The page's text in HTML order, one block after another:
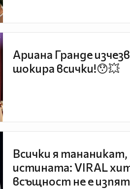
Ариана Гранде
шокира всички!😯💥
Всички я
истината: VIRAL
всъщност не е